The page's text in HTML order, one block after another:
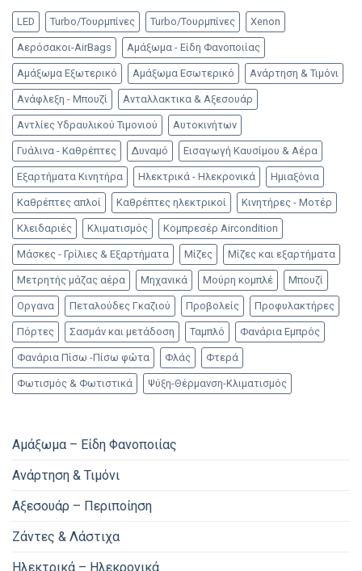
LED Turbo/Τουρμπίνες Turbo/Τουρμπίνες Xenon
Αερόσακοι-AirBags Αμάξωμα - Είδη Φανοποιίας
Αμάξωμα Εξωτερικό Αμάξωμα Εσωτερικό Ανάρτηση & Τιμόνι
Ανάφλεξη - Μπουζί Ανταλλακτικα & Αξεσουάρ
Αντλίες Υδραυλικού Τιμονιού Αυτοκινήτων
Γυάλινα - Καθρέπτες Δυναμό Εισαγωγή Καυσίμου & Αέρα
Εξαρτήματα Κινητήρα Ηλεκτρικά - Ηλεκρονικά Ημιαξόνια
Καθρέπτες απλοί Καθρέπτες ηλεκτρικοί Κινητήρες - Μοτέρ
Κλειδαριές Κλιματισμός Κομπρεσέρ Aircondition
Μάσκες - Γρίλιες & Εξαρτήματα Μίζες Μίζες και εξαρτήματα
Μετρητής μάζας αέρα Μηχανικά Μούρη κομπλέ Μπουζί
Οργανα Πεταλούδες Γκαζιού Προβολείς Προφυλακτήρες
Πόρτες Σασμάν και μετάδοση Ταμπλό Φανάρια Εμπρός
Φανάρια Πίσω -Πίσω φώτα Φλάς Φτερά
Φωτισμός & Φωτιστικά Ψύξη-Θέρμανση-Κλιματισμός
Αμάξωμα – Είδη Φανοποιίας
Ανάρτηση & Τιμόνι
Αξεσουάρ – Περιποίηση
Ζάντες & Λάστιχα
Ηλεκτρικά – Ηλεκρονικά